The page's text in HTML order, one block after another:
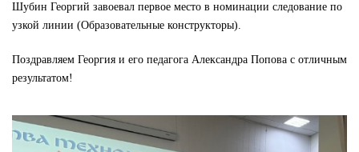
Шубин Георгий завоевал первое место в номинации следование по
узкой линии (Образовательные конструкторы).
Поздравляем Георгия и его педагога Александра Попова с отличным
результатом!